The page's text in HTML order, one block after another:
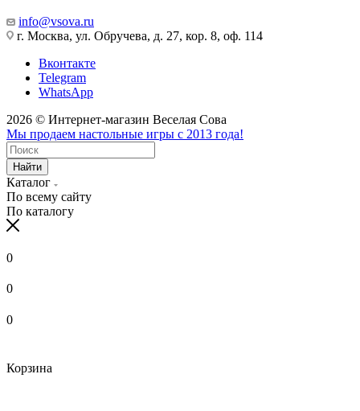
info@vsova.ru
г. Москва, ул. Обручева, д. 27, кор. 8, оф. 114
Вконтакте
Telegram
WhatsApp
2026 © Интернет-магазин Веселая Сова
Мы продаем настольные игры с 2013 года!
Найти
Каталог
По всему сайту
По каталогу
0
0
0
Корзина